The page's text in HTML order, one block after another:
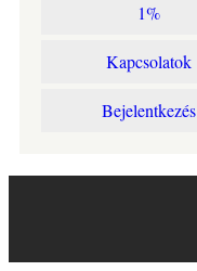
1%
Kapcsolatok
Bejelentkezés